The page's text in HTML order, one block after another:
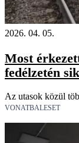
2026. 04. 05.
Most
fedélzetén
Az utasok közül
VONATBALESET